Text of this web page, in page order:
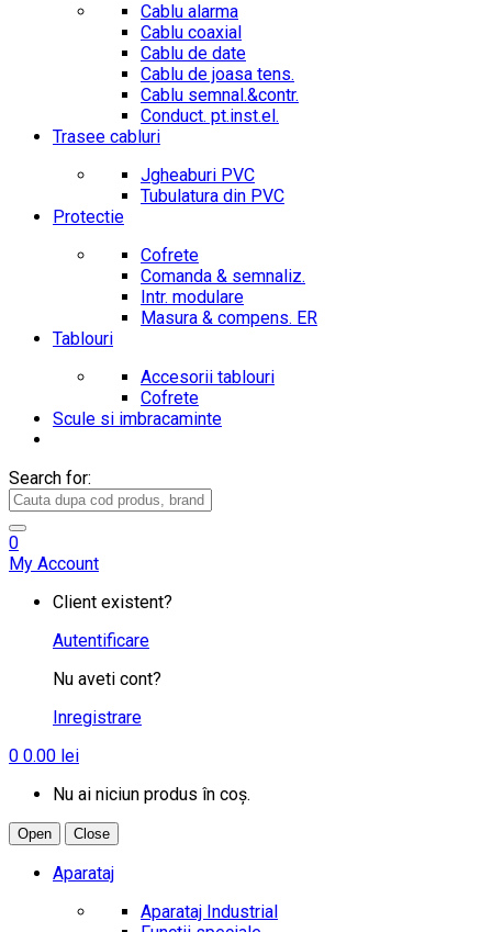
Cablu alarma
Cablu coaxial
Cablu de date
Cablu de joasa tens.
Cablu semnal.&contr.
Conduct. pt.inst.el.
Trasee cabluri
Jgheaburi PVC
Tubulatura din PVC
Protectie
Cofrete
Comanda & semnaliz.
Intr. modulare
Masura & compens. ER
Tablouri
Accesorii tablouri
Cofrete
Scule si imbracaminte
Search for:
0
My Account
Client existent?
Autentificare
Nu aveti cont?
Inregistrare
0 0.00 lei
Nu ai niciun produs în coș.
Open Close
Aparataj
Aparataj Industrial